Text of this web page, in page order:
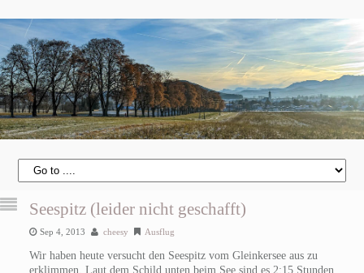
Seespitz (leider nicht geschafft)
Sep 4, 2013 cheesy Ausflug
Wir haben heute versucht den Seespitz vom Gleinkersee aus zu
erklimmen. Laut dem Schild unten beim See sind es 2:15 Stunden